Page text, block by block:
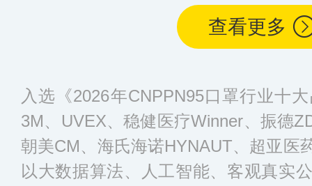
查看更多
入选《2026年CNPPN95口罩行业十
3M、UVEX、稳健医疗Winner、振德
朝美CM、海氏海诺HYNAUT、超亚医
以大数据算法、人工智能、客观真实